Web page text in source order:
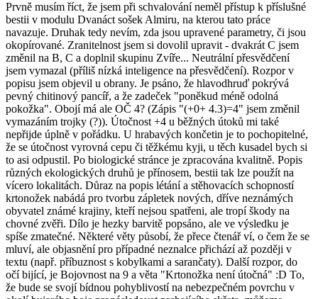
Prvně musím říct, že jsem při schvalování neměl přístup k příslušné
bestii v modulu Dvanáct sošek Almiru, na kterou tato práce
navazuje. Druhak tedy nevím, zda jsou upravené parametry, či jsou
okopírované. Zranitelnost jsem si dovolil upravit - dvakrát C jsem
změnil na B, C a doplnil skupinu Zvíře... Neutrální přesvědčení
jsem vymazal (příliš nízká inteligence na přesvědčení). Rozpor v
popisu jsem objevil u obrany. Je psáno, že hlavodhruď pokrývá
pevný chitinový pancíř, a že zadeček "poněkud méně odolná
pokožka". Obojí má ale OČ 4? (Zápis "(+0+ 4.3)=4" jsem změnil
vymazáním trojky (?)). Útočnost +4 u běžných útoků mi také
nepřijde úplně v pořádku. U hrabavých končetin je to pochopitelné,
že se útočnost vyrovná cepu či těžkému kyji, u těch kusadel bych si
to asi odpustil. Po biologické stránce je zpracována kvalitně. Popis
různých ekologických druhů je přínosem, bestii tak lze použít na
vícero lokalitách. Důraz na popis létání a stěhovacích schopností
krtonožek nabádá pro tvorbu zápletek nových, dříve neznámých
obyvatel známé krajiny, kteří nejsou spatřeni, ale tropí škody na
chovné zvěři. Dílo je hezky barvitě popsáno, ale ve výsledku je
spíše zmatečné. Některé věty působí, že přece čtenář ví, o čem že se
mluví, ale objasnění pro případné neznalce přichází až později v
textu (např. příbuznost s kobylkami a sarančaty). Další rozpor, do
očí bijící, je Bojovnost na 9 a věta "Krtonožka není útočná" :D To,
že bude se svojí bídnou pohyblivostí na nebezpečném povrchu v